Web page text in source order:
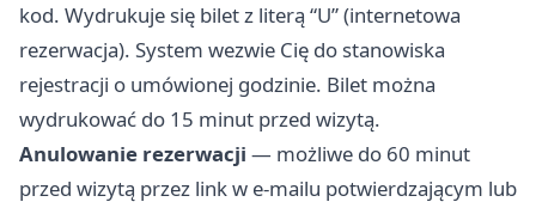
kod. Wydrukuje się bilet z literą “U” (internetowa
rezerwacja). System wezwie Cię do stanowiska
rejestracji o umówionej godzinie. Bilet można
wydrukować do 15 minut przed wizytą.
Anulowanie rezerwacji — możliwe do 60 minut
przed wizytą przez link w e-mailu potwierdzającym lub